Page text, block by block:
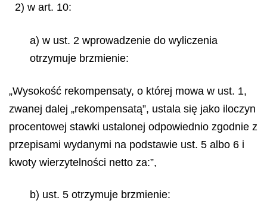
2) w art. 10:
a) w ust. 2 wprowadzenie do wyliczenia
otrzymuje brzmienie:
„Wysokość rekompensaty, o której mowa w ust. 1,
zwanej dalej „rekompensatą”, ustala się jako iloczyn
procentowej stawki ustalonej odpowiednio zgodnie z
przepisami wydanymi na podstawie ust. 5 albo 6 i
kwoty wierzytelności netto za:”,
b) ust. 5 otrzymuje brzmienie: